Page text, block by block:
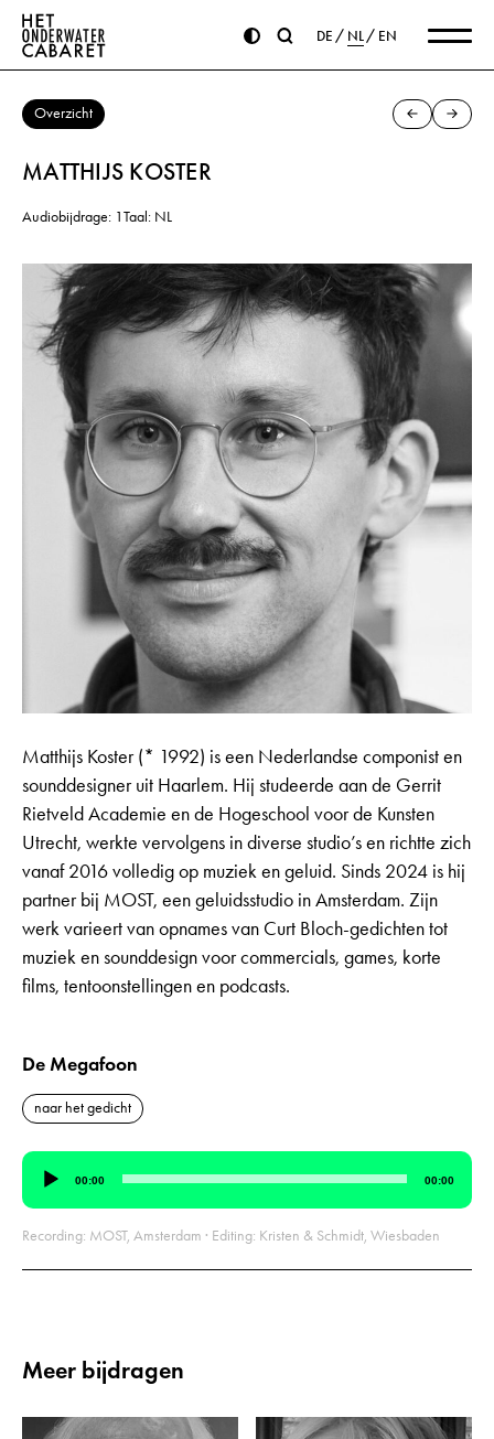
DE NL EN
Overzicht
MATTHIJS KOSTER
Audiobijdrage: 1Taal: NL
Matthijs Koster (* 1992) is een Nederlandse componist en
sounddesigner uit Haarlem. Hij studeerde aan de Gerrit
Rietveld Academie en de Hogeschool voor de Kunsten
Utrecht, werkte vervolgens in diverse studio’s en richtte zich
vanaf 2016 volledig op muziek en geluid. Sinds 2024 is hij
partner bij MOST, een geluidsstudio in Amsterdam. Zijn
werk varieert van opnames van Curt Bloch-gedichten tot
muziek en sounddesign voor commercials, games, korte
films, tentoonstellingen en podcasts.
De Megafoon
naar het gedicht
Audiospeler
00:00 00:00
Recording: MOST, Amsterdam · Editing: Kristen & Schmidt, Wiesbaden
Meer bijdragen